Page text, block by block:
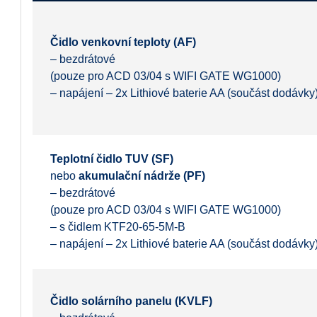
Čidlo venkovní teploty (AF)
– bezdrátové
(pouze pro ACD 03/04 s WIFI GATE WG1000)
– napájení – 2x Lithiové baterie AA (součást
Teplotní čidlo TUV (SF)
nebo akumulační nádrže (PF)
– bezdrátové
(pouze pro ACD 03/04 s WIFI GATE WG1000)
– s čidlem KTF20-65-5M-B
– napájení – 2x Lithiové baterie AA (součást
Čidlo solárního panelu (KVLF)